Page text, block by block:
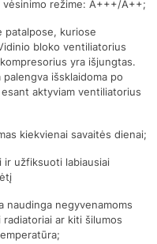
režime: A+++/A++;
patalpose, kuriose
bloko ventiliatorius
yra išjungtas.
išsklaidoma po
aktyviam ventiliatorius
kiekvienai savaitės dienai;
ir užfiksuoti labiausiai
naudinga negyvenamoms
ar kiti šilumos